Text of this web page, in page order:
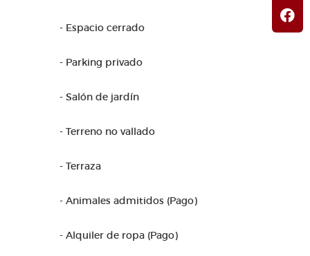
- Espacio cerrado
- Parking privado
- Salón de jardín
- Terreno no vallado
- Terraza
- Animales admitidos (Pago)
- Alquiler de ropa (Pago)